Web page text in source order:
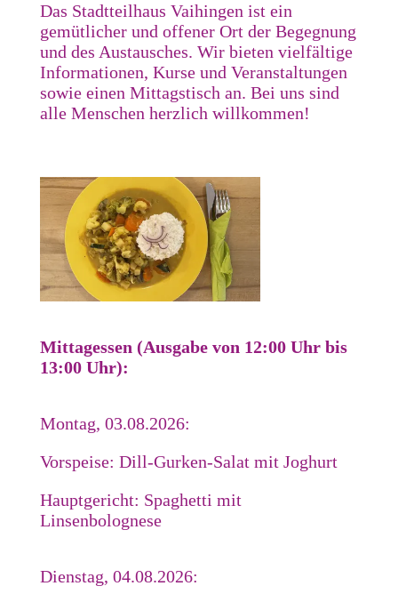
Das Stadtteilhaus Vaihingen ist ein
gemütlicher und offener Ort der Begegnung
und des Austausches. Wir bieten vielfältige
Informationen, Kurse und Veranstaltungen
sowie einen Mittagstisch an. Bei uns sind
alle Menschen herzlich willkommen!
Mittagessen (Ausgabe von 12:00 Uhr bis
13:00 Uhr):
Montag, 03.08.2026:
Vorspeise: Dill-Gurken-Salat mit Joghurt
Hauptgericht: Spaghetti mit
Linsenbolognese
Dienstag, 04.08.2026: